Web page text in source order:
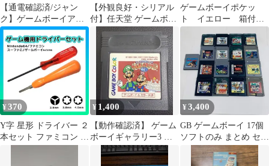
【通電確認済/ジャン
ク】ゲームボーイアド
バンス バイオレット 箱
説付＋オマケ
【外観良好・シリアル
付】任天堂 ゲームボー
イポケット レッド ジャ
ンク品
ゲームボーイポケッ
ト イエロー 箱付
き 説明書付き ジャ
¥370
Y字 星形 ドライバー ２
本セット ファミコン ス
¥ 1,400
【動作確認済】 ゲーム
ボーイギャラリー3 ソ
フトのみ
¥3,400
GB ゲームボーイ 17個
ソフトのみ まとめ セッ
ト 動作未確認 ジャンク
品 6100397